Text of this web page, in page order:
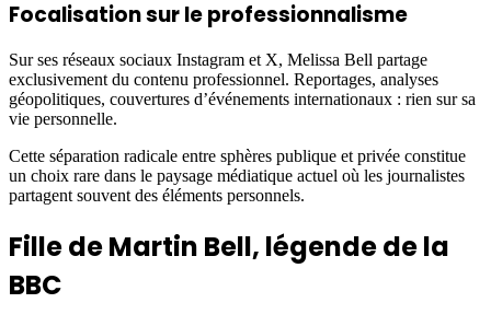
Focalisation sur le professionnalisme
Sur ses réseaux sociaux Instagram et X, Melissa Bell partage
exclusivement du contenu professionnel. Reportages, analyses
géopolitiques, couvertures d’événements internationaux : rien sur sa
vie personnelle.
Cette séparation radicale entre sphères publique et privée constitue
un choix rare dans le paysage médiatique actuel où les journalistes
partagent souvent des éléments personnels.
Fille de Martin Bell, légende de la
BBC